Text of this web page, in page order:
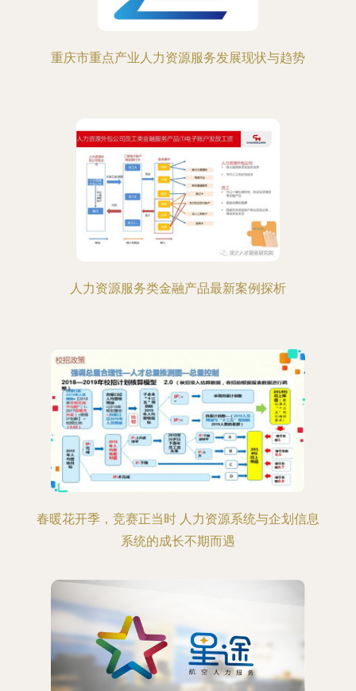
重庆市重点产业人力资源服务发展现状与趋势
人力资源服务类金融产品最新案例探析
春暖花开季，竞赛正当时 人力资源系统与企划信息
系统的成长不期而遇